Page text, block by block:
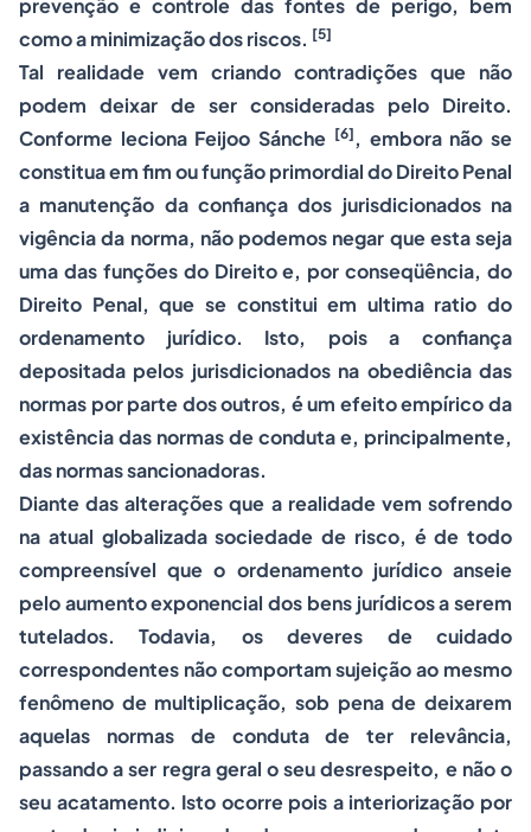
prevenção e controle das fontes de perigo, bem
como a minimização dos riscos. [5]
Tal realidade vem criando contradições que não
podem deixar de ser consideradas pelo Direito.
Conforme leciona Feijoo Sánche [6] , embora não se
constitua em fim ou função primordial doDireito Penal
a manutenção da confiança dos jurisdicionados na
vigência da norma, não podemos negar que esta seja
uma das funções do Direito e, por conseqüência, do
Direito Penal, que se constitui em ultima ratio do
ordenamento jurídico. Isto, pois a confiança
depositada pelos jurisdicionados na obediência das
normas por parte dos outros, é um efeito empírico da
existência das normas de conduta e, principalmente,
das normas sancionadoras.
Diante das alterações que a realidade vem sofrendo
na atual globalizada sociedade de risco, é de todo
compreensível que o ordenamento jurídico anseie
pelo aumento exponencial dos bens jurídicos a serem
tutelados. Todavia, os deveres de cuidado
correspondentes não comportam sujeição ao mesmo
fenômeno de multiplicação, sob pena de deixarem
aquelas normas de conduta de ter relevância,
passando a ser regra geral o seu desrespeito, e não o
seu acatamento. Isto ocorre pois a interiorização por